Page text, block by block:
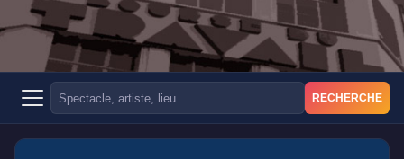
RECHERCHE